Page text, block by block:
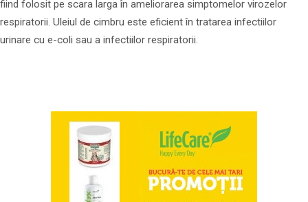
fiind folosit pe scara larga în ameliorarea simptomelor virozelor
respiratorii. Uleiul de cimbru este eficient în tratarea infectiilor
urinare cu e-coli sau a infectiilor respiratorii.